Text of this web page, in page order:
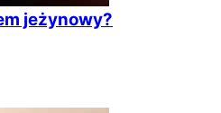
jeżynowy?